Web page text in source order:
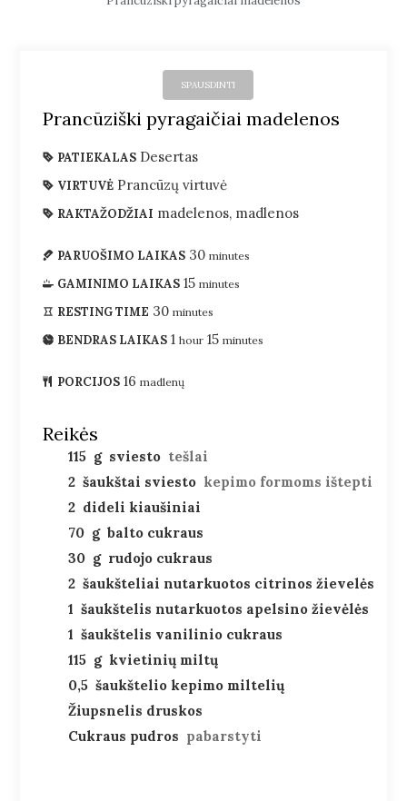
SPAUSDINTI
Prancūziški pyragaičiai madelenos
PATIEKALAS Desertas
VIRTUVĖ Prancūzų virtuvė
RAKTAŽODŽIAI madelenos, madlenos
PARUOŠIMO LAIKAS 30 minutes
GAMINIMO LAIKAS 15 minutes
RESTING TIME 30 minutes
BENDRAS LAIKAS 1 hour 15 minutes
PORCIJOS 16 madlenų
Reikės
115 g sviesto tešlai
2 šaukštai sviesto kepimo formoms ištepti
2 dideli kiaušiniai
70 g balto cukraus
30 g rudojo cukraus
2 šaukšteliai nutarkuotos citrinos žievelės
1 šaukštelis nutarkuotos apelsino žievėlės
1 šaukštelis vanilinio cukraus
115 g kvietinių miltų
0,5 šaukštelio kepimo miltelių
Žiupsnelis druskos
Cukraus pudros pabarstyti